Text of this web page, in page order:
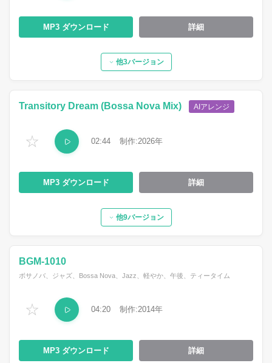
MP3 詳細
他3バージョン
☆
Transitory Dream (Bossa Nova Mix) AIアレンジ
02:44 2026
MP3 詳細
他9バージョン
☆
BGM-1010
ボサノバ、ジャズ、Bossa Nova、Jazz、軽やか、午後、ティータイム
04:20 2014
MP3 詳細